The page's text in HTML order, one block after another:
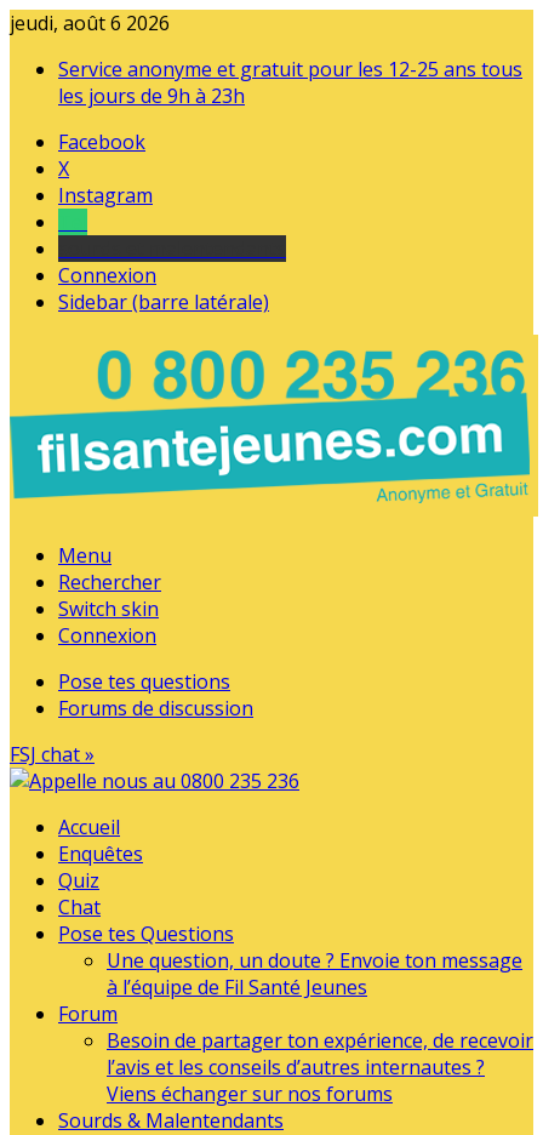
jeudi, août 6 2026
Service anonyme et gratuit pour les 12-25 ans tous
les jours de 9h à 23h
Facebook
X
Instagram
Connexion
Sidebar (barre latérale)
Menu
Rechercher
Switch skin
Connexion
Pose tes questions
Forums de discussion
FSJ chat »
Accueil
Enquêtes
Quiz
Chat
Pose tes Questions
Une question, un doute ? Envoie ton message
à l’équipe de Fil Santé Jeunes
Forum
Besoin de partager ton expérience, de recevoir
l’avis et les conseils d’autres internautes ?
Viens échanger sur nos forums
Sourds & Malentendants